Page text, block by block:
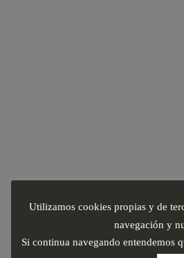
Utilizamos cookies propias y de
navegación y
Si continua navegando entendemos